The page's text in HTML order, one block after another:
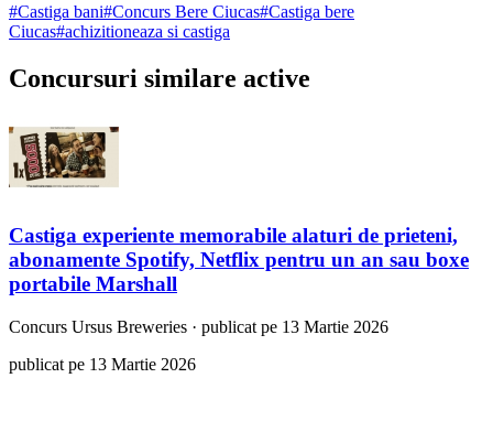
#Castiga bani#Concurs Bere Ciucas#Castiga bere
Ciucas#achizitioneaza si castiga
Concursuri similare active
Castiga experiente memorabile alaturi de prieteni,
abonamente Spotify, Netflix pentru un an sau boxe
portabile Marshall
Concurs Ursus Breweries · publicat pe 13 Martie 2026
publicat pe 13 Martie 2026